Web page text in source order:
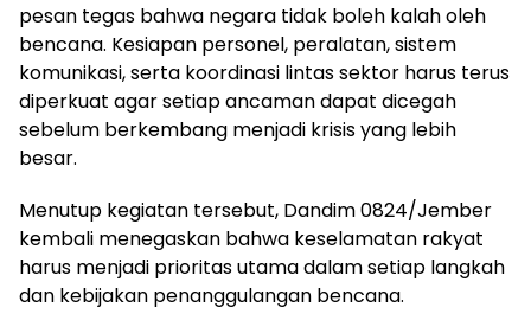
pesan tegas bahwa negara tidak boleh kalah oleh
bencana. Kesiapan personel, peralatan, sistem
komunikasi, serta koordinasi lintas sektor harus terus
diperkuat agar setiap ancaman dapat dicegah
sebelum berkembang menjadi krisis yang lebih
besar.
Menutup kegiatan tersebut, Dandim 0824/Jember
kembali menegaskan bahwa keselamatan rakyat
harus menjadi prioritas utama dalam setiap langkah
dan kebijakan penanggulangan bencana.